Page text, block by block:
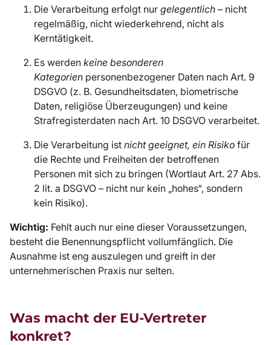
Die Verarbeitung erfolgt nur gelegentlich – nicht
regelmäßig, nicht wiederkehrend, nicht als
Kerntätigkeit.
Es werden keine besonderen
Kategorien personenbezogener Daten nach Art. 9
DSGVO (z. B. Gesundheitsdaten, biometrische
Daten, religiöse Überzeugungen) und keine
Strafregisterdaten nach Art. 10 DSGVO verarbeitet.
Die Verarbeitung ist nicht geeignet, ein Risiko für
die Rechte und Freiheiten der betroffenen
Personen mit sich zu bringen (Wortlaut Art. 27 Abs.
2 lit. a DSGVO – nicht nur kein „hohes“, sondern
kein Risiko).
Wichtig: Fehlt auch nur eine dieser Voraussetzungen,
besteht die Benennungspflicht vollumfänglich. Die
Ausnahme ist eng auszulegen und greift in der
unternehmerischen Praxis nur selten.
Was macht der EU-Vertreter
konkret?